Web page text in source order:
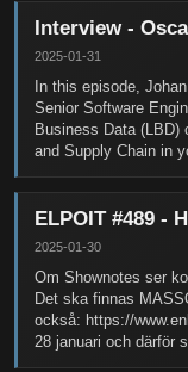
Interview -
2025-01-31
In this episode,
Senior Software
Business Data (LBD)
and Supply Chain in
ELPOIT #489 -
2025-01-30
Om Shownotes ser
Det ska finnas
också: https://
28 januari och därför